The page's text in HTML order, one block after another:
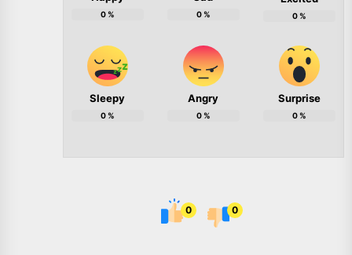
0% 0% 0%
Sleepy
0%
Angry
0%
Surprise
0%
0 0